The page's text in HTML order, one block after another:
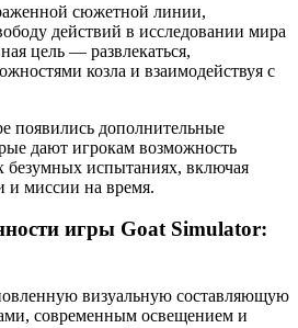
сюжетной линии,
действий в исследовании мира
цель — развлекаться,
козла и взаимодействуя с
появились дополнительные
дают игрокам возможность
безумных испытаниях, включая
миссии на время.
игры Goat Simulator:
визуальную составляющую
современным освещением и